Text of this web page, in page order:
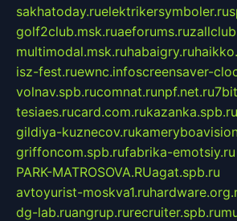
sakhatoday.ruelektrikersymboler.ru
golf2club.msk.ruaeforums.ru
multimodal.msk.ruhabaigry.ru
isz-fest.ruewnc.infoscreensaver-
volnav.spb.rucomnat.runpf.net.ru
tesiaes.rucard.com.rukazanka.spb.ru
gildiya-kuznecov.ru
griffoncom.spb.rufabrika-emotsiy.ru
PARK-MATROSOVA.RUagat.spb.ru
avtoyurist-moskva1.ru
dg-lab.ruangrup.rurecruiter.spb.ru